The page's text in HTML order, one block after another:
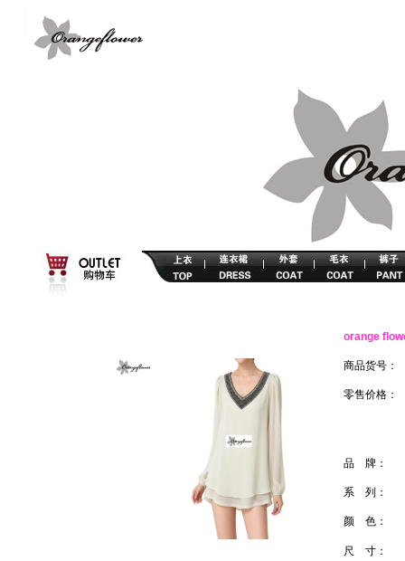
orange
商品货号：
零售价格：
品 牌：
系 列：
颜 色：
尺 寸：